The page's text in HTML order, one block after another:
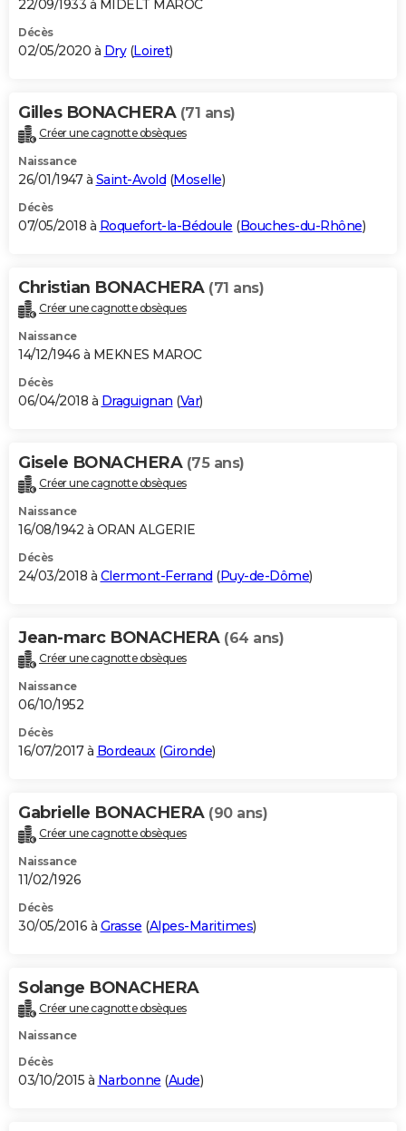
22/09/1933 à MIDELT MAROC
Décès
02/05/2020 à Dry(Loiret)
Gilles BONACHERA (71 ans)
Créer une cagnotte obsèques
Naissance
26/01/1947 à Saint-Avold (Moselle)
Décès
07/05/2018 à Roquefort-la-Bédoule (Bouches-du-Rhône)
Christian BONACHERA (71 ans)
Créer une cagnotte obsèques
Naissance
14/12/1946 à MEKNES MAROC
Décès
06/04/2018 à Draguignan (Var)
Gisele BONACHERA (75 ans)
Créer une cagnotte obsèques
Naissance
16/08/1942 à ORAN ALGERIE
Décès
24/03/2018 à Clermont-Ferrand (Puy-de-Dôme)
Jean-marc BONACHERA (64 ans)
Créer une cagnotte obsèques
Naissance
06/10/1952
Décès
16/07/2017 à Bordeaux(Gironde)
Gabrielle BONACHERA (90 ans)
Créer une cagnotte obsèques
Naissance
11/02/1926
Décès
30/05/2016 à Grasse (Alpes-Maritimes)
Solange BONACHERA
Créer une cagnotte obsèques
Naissance
Décès
03/10/2015 à Narbonne (Aude)